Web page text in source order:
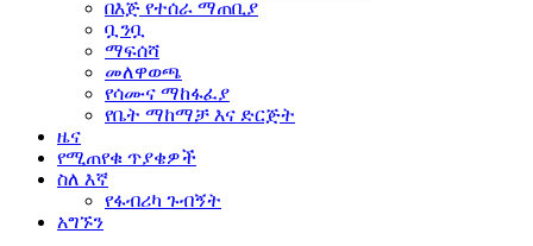
በእጅ የተሰራ ማጠቢያ
ቧንቧ
ማፍሰሻ
መለዋወጫ
የሳሙና ማከፋፈያ
የቤት ማከማቻ እና ድርጅት
ዜና
የሚጠየቁ ጥያቄዎች
ስለ እኛ
የፋብሪካ ጉብኝት
አግኙን